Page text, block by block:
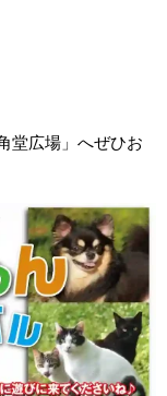
堂広場」へぜひお